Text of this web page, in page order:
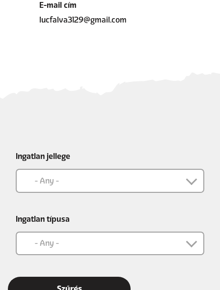
E-mail cím
lucfalva3129@gmail.com
Ingatlan jellege
Ingatlan típusa